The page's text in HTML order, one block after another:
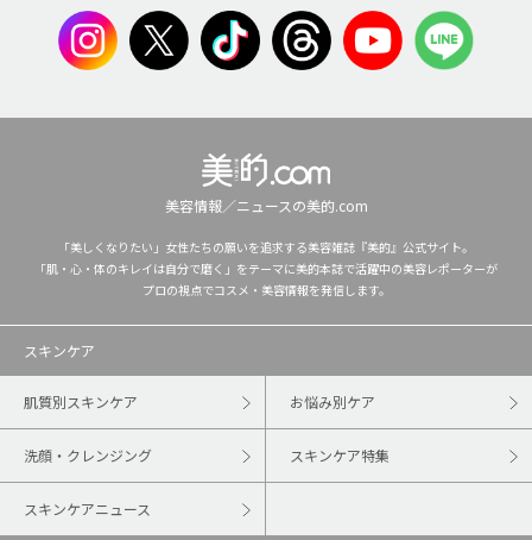
美容情報／ニュースの美的.com
「美しくなりたい」女性たちの願いを追求する美容雑誌『美的』公式サイト。
「肌・心・体のキレイは自分で磨く」をテーマに美的本誌で活躍中の美容レポーターが
プロの視点でコスメ・美容情報を発信します。
スキンケア
肌質別スキンケア お悩み別ケア
洗顔・クレンジング スキンケア特集
スキンケアニュース